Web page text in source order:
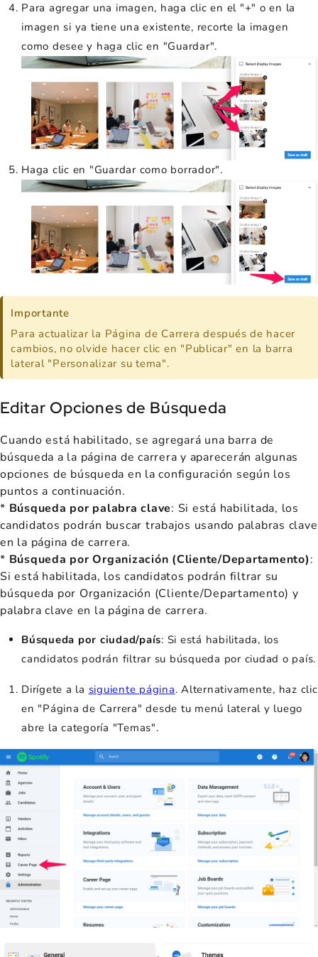
Para agregar una imagen, haga clic en el "+" o en la
imagen si ya tiene una existente, recorte la imagen
como desee y haga clic en "Guardar".
Haga clic en "Guardar como borrador".
Importante
Para actualizar la Página de Carrera después de hacer
cambios, no olvide hacer clic en "Publicar" en la barra
lateral "Personalizar su tema".
Editar Opciones de Búsqueda
Cuando está habilitado, se agregará una barra de
búsqueda a la página de carrera y aparecerán algunas
opciones de búsqueda en la configuración según los
puntos a continuación.
* Búsqueda por palabra clave: Si está habilitada, los
candidatos podrán buscar trabajos usando palabras clave
en la página de carrera.
* Búsqueda por Organización (Cliente/Departamento):
Si está habilitada, los candidatos podrán filtrar su
búsqueda por Organización (Cliente/Departamento) y
palabra clave en la página de carrera.
Búsqueda por ciudad/país: Si está habilitada, los
candidatos podrán filtrar su búsqueda por ciudad o país.
Dirígete a la siguiente página. Alternativamente, haz clic
en "Página de Carrera" desde tu menú lateral y luego
abre la categoría "Temas".